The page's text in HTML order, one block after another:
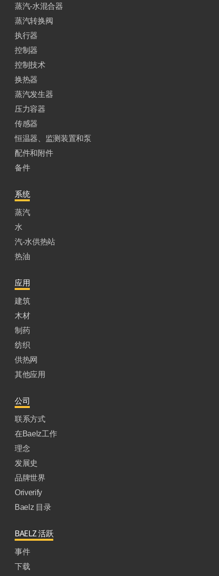
蒸汽-水混合器
蒸汽转换阀
执行器
控制器
控制技术
换热器
蒸汽发生器
压力容器
传感器
恒温器、监测装置和泵
配件和附件
备件
系统
蒸汽
水
汽-水供热站
热油
应用
建筑
木材
制药
纺织
供热网
其他应用
公司
联系方式
在Baelz工作
理念
发展史
品牌世界
Oriverify
Baelz 目录
BAELZ 活跃
事件
下载